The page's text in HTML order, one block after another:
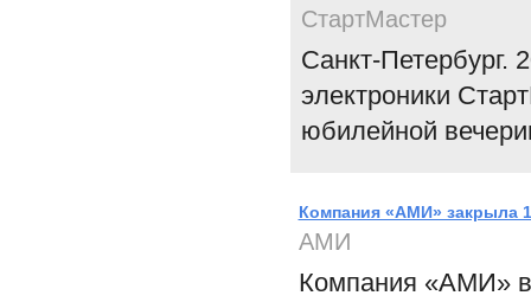
СтартМастер
Санкт-Петербург.
электроники
юбилейной
Компания «АМИ» закрыла
АМИ
Компания «АМИ»